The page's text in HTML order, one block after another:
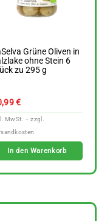
Grüne Oliven in
ohne Stein 6
zu 295 g
€
In den Warenkorb